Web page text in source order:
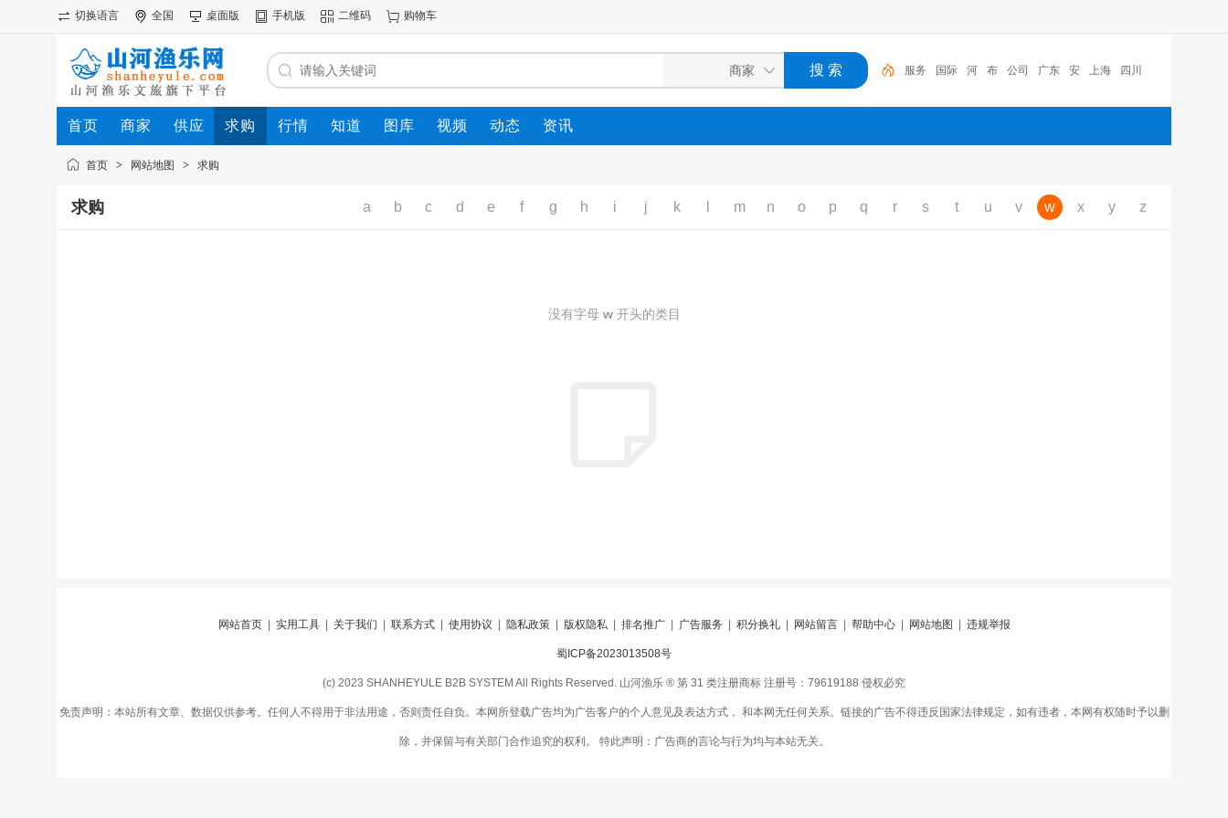
切换语言 全国 桌面版 手机版 二维码 购物车
服务 国际 河 布 公司 广东 安 上海 四川
河南 服务
首页 商家 供应 求购 行情 知道 图库 视频 动态 资讯
首页 > 网站地图 > 求购
a b c d e f g h i j k m n o p q r s t u v w x y z
求购
没有字母 w开头的类目
网站首页| 实用工具| 关于我们 联系方式| 使用协议 隐私政策| 版权隐私| 排名推广| 广告服务 积分换礼| 网站留言| 帮助中心| 网站地图 违规举报
蜀ICP备2023013508号
(c) 2023 SHANHEYULE B2B SYSTEM All Rights Reserved. 山河渔乐 ® 第 31 类注册商标 注册号：79619188 侵权必究
免责声明：本站所有文章、数据仅供参考。任何人不得用于非法用途，否则责任自负。本网所登载广告均为广告客户的个人意见及表达方式， 和本网无任何关系。链接的广告不得违反国家法律规定，如有违者，本网有权随时予以删
除，并保留与有关部门合作追究的权利。 特此声明：广告商的言论与行为均与本站无关。